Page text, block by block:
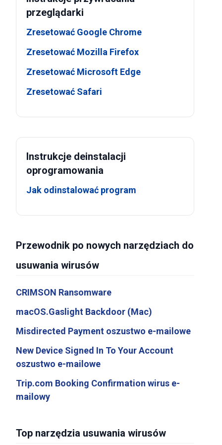
przeglądarki
Zresetować Google Chrome
Zresetować Mozilla Firefox
Zresetować Microsoft Edge
Zresetować Safari
Instrukcje deinstalacji
oprogramowania
Jak odinstalować program
Przewodnik po nowych narzędziach do
usuwania wirusów
CRIMSON Ransomware
macOS.Gaslight Backdoor (Mac)
Misdirected Payment oszustwo e-mailowe
New Device Signed In To Your Account
oszustwo e-mailowe
Trip.com Booking Confirmation wirus e-
mailowy
Top narzędzia usuwania wirusów